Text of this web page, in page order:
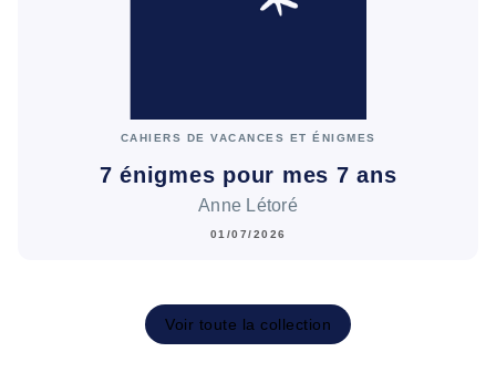
CAHIERS DE VACANCES ET ÉNIGMES
7 énigmes pour mes 7 ans
Anne Létoré
01/07/2026
Voir toute la collection